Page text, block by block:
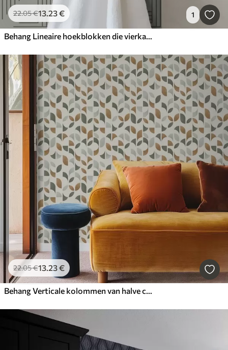
22.05€13.23€ 1
Behang Lineaire hoekblokken die vierkanten vormen op warm grijs
22.05€13.23€
Behang Verticale kolommen van halve cirkels en bladeren, groen-terracotta